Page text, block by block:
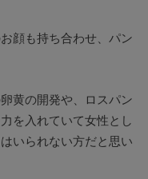
顔も持ち合わせ、パン
黄の開発や、ロスパン
を入れていて女性とし
いられない方だと思い